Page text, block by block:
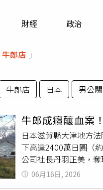
財經 政治
牛郎店 」
牛郎店 日本 男公關
牛郎成癮釀血案
日本滋賀縣大津地方
下高達2400萬日圓（
公司社長丹羽正美，
認定其犯案動機出於
殺人棄屍案宣判
06月16日, 2026